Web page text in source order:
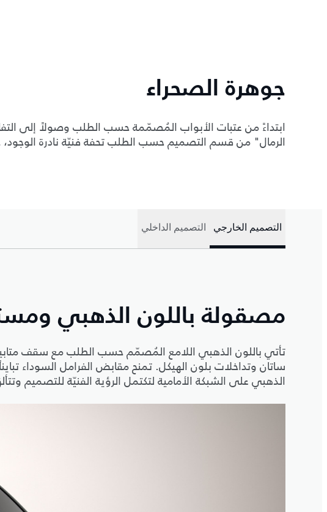
جوهرة الصحراء
الرمال" من قسم التصميم حسب الطلب تحفة فنيّة نادرة
التصميم الخارجي التصميم الداخلي
مصقولة باللون الذهبي
ساتان وتداخلات بلون الهيكل. تمنح مقابض الفرامل السوداء
الذهبي على الشبكة الأمامية لتكتمل الرؤية الفنيّة للتصميم